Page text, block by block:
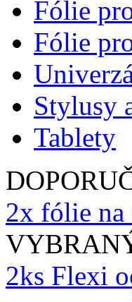
Fólie
Fólie
Stylusy
Tablety
2x fólie na
2ks Flexi